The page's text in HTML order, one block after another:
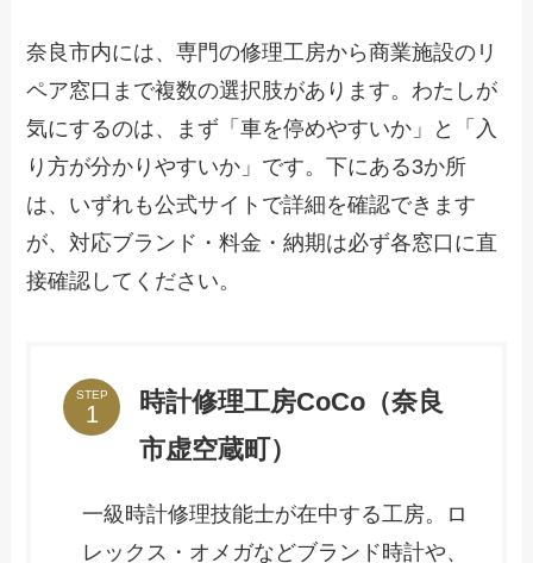
奈良市内には、専門の修理工房から商業施設のリ
ペア窓口まで複数の選択肢があります。わたしが
気にするのは、まず「車を停めやすいか」と「入
り方が分かりやすいか」です。下にある3か所
は、いずれも公式サイトで詳細を確認できます
が、対応ブランド・料金・納期は必ず各窓口に直
接確認してください。
STEP
時計修理工房CoCo（奈良
市虚空蔵町）
一級時計修理技能士が在中する工房。ロ
レックス・オメガなどブランド時計や、